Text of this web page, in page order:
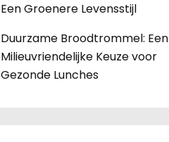
Een Groenere Levensstijl
Duurzame Broodtrommel: Een
Milieuvriendelijke Keuze voor
Gezonde Lunches